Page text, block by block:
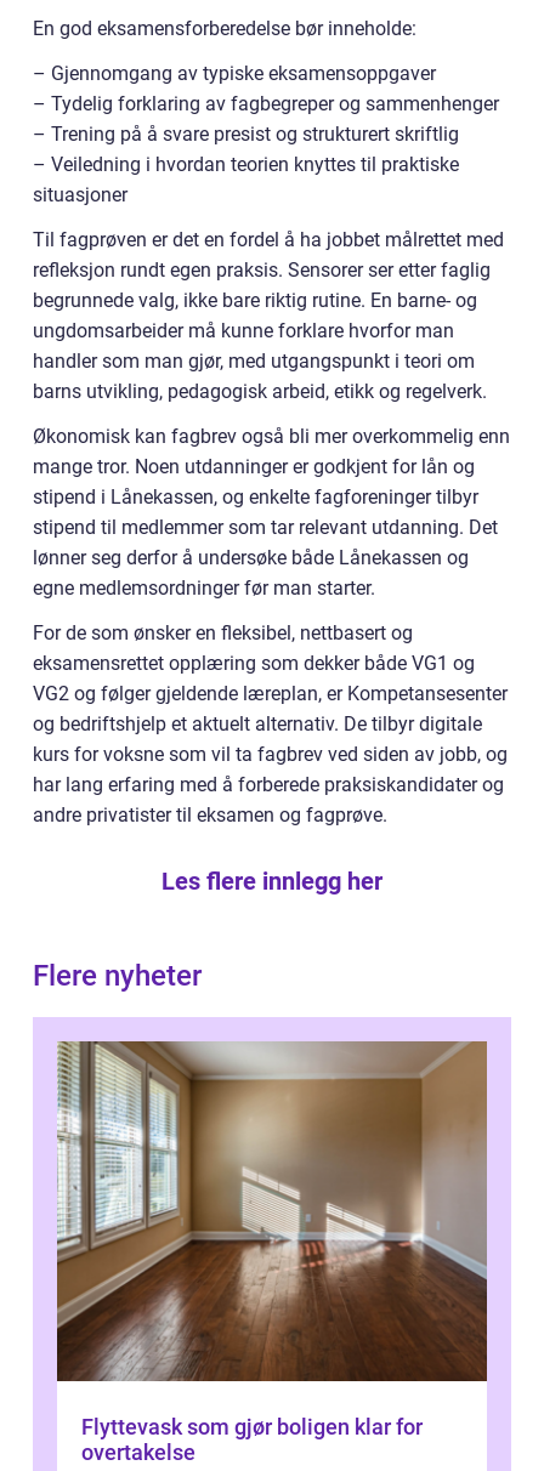
En god eksamensforberedelse bør inneholde:
– Gjennomgang av typiske eksamensoppgaver
– Tydelig forklaring av fagbegreper og sammenhenger
– Trening på å svare presist og strukturert skriftlig
– Veiledning i hvordan teorien knyttes til praktiske
situasjoner
Til fagprøven er det en fordel å ha jobbet målrettet med
refleksjon rundt egen praksis. Sensorer ser etter faglig
begrunnede valg, ikke bare riktig rutine. En barne- og
ungdomsarbeider må kunne forklare hvorfor man
handler som man gjør, med utgangspunkt i teori om
barns utvikling, pedagogisk arbeid, etikk og regelverk.
Økonomisk kan fagbrev også bli mer overkommelig enn
mange tror. Noen utdanninger er godkjent for lån og
stipend i Lånekassen, og enkelte fagforeninger tilbyr
stipend til medlemmer som tar relevant utdanning. Det
lønner seg derfor å undersøke både Lånekassen og
egne medlemsordninger før man starter.
For de som ønsker en fleksibel, nettbasert og
eksamensrettet opplæring som dekker både VG1 og
VG2 og følger gjeldende læreplan, er Kompetansesenter
og bedriftshjelp et aktuelt alternativ. De tilbyr digitale
kurs for voksne som vil ta fagbrev ved siden av jobb, og
har lang erfaring med å forberede praksiskandidater og
andre privatister til eksamen og fagprøve.
Les flere innlegg her
Flere nyheter
Flyttevask som gjør boligen klar for
overtakelse